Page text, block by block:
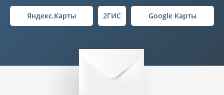
Яндекс.Карты 2ГИС Google Карты